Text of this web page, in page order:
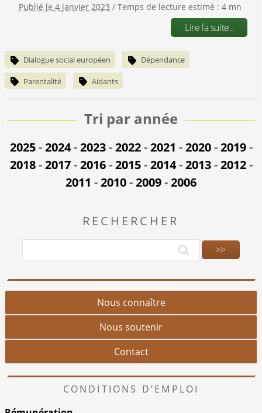
Publié le 4 janvier 2023 / Temps de lecture estimé : 4 mn
Lire la suite..
Dialogue social européen Dépendance
Parentalité Aidants
Tri par année
2025-2024-2023-2022-2021 -2020-2019-
2018-2017-2016-2015-2014-2013-2012-
2011 -2010-2009-2006
RECHERCHER
Nous connaître
Nous soutenir
Contact
CONDITIONS D’EMPLOI